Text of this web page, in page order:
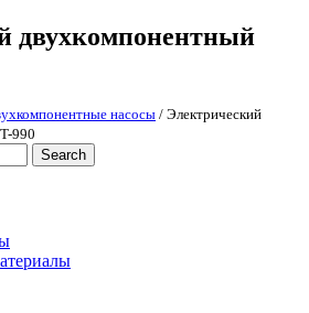
двухкомпонентный
насосы/ Электрический
990